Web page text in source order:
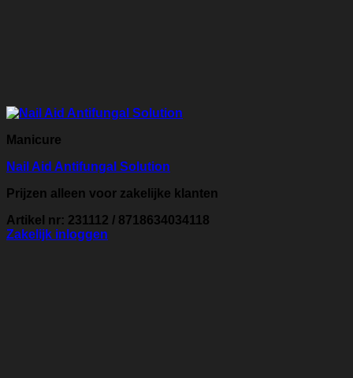
Manicure
Nail Aid Antifungal Solution
Prijzen alleen voor zakelijke klanten
Artikel nr: 231112 / 8718634034118
Zakelijk inloggen